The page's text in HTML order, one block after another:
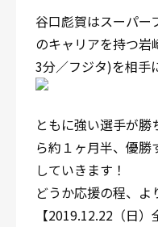
谷口彪賀はスーパー
のキャリアを持つ
3分／フジタ)を相手
ともに強い選手が
ら約１ヶ月半、優勝
していきます！
どうか応援の程、よ
【2019.12.22（日）